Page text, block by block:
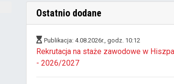
Ostatnio dodane
Publikacja: 4.08.2026r., godz. 10:12
Rekrutacja na staże zawodowe w
- 2026/2027